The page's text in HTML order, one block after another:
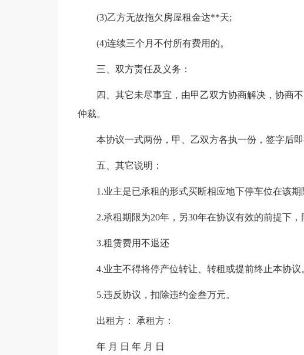
(3)乙方无故拖欠房屋租金达**天;
(4)连续三个月不付所有费用的。
三、双方责任及义务：
四、其它未尽事宜，由甲乙双方协商解决，协商
仲裁。
本协议一式两份，甲、乙双方各执一份，签字后即
五、其它说明：
1.业主是已承租的形式买断相应地下停车位在该期
2.承租期限为20年，另30年在协议有效的前提下，
3.租赁费用不退还
4.业主不得将停产位转让、转租或提前终止本协议
5.违反协议，扣除违约金叁万元。
出租方： 承租方：
年 月 日 年 月 日